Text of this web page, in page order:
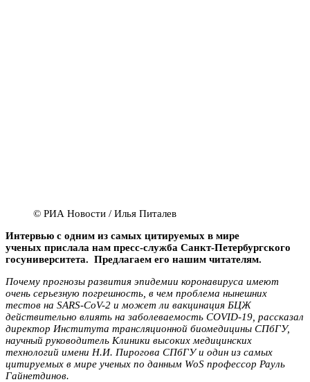
© РИА Новости / Илья Питалев
Интервью с одним из самых цитируемых в мире
ученых прислала нам пресс-служба Санкт-Петербургского
госуниверситета. Предлагаем его нашим читателям.
Почему прогнозы развития эпидемии коронавируса имеют
очень серьезную погрешность, в чем проблема нынешних
тестов на SARS-CoV-2 и может ли вакцинация БЦЖ
действительно влиять на заболеваемость COVID-19, рассказал
директор Института трансляционной биомедицины СПбГУ,
научный руководитель Клиники высоких медицинских
технологий имени Н.И. Пирогова СПбГУ и один из самых
цитируемых в мире ученых по данным WoS профессор Рауль
Гайнетдинов.